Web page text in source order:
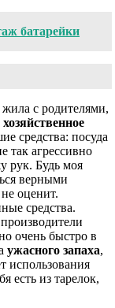
батарейки
жила с родителями,
хозяйственное
средства: посуда
так агрессивно
рук. Будь моя
верными
оценит.
средства.
очень быстро в
ужасного запаха,
использования
есть из тарелок,